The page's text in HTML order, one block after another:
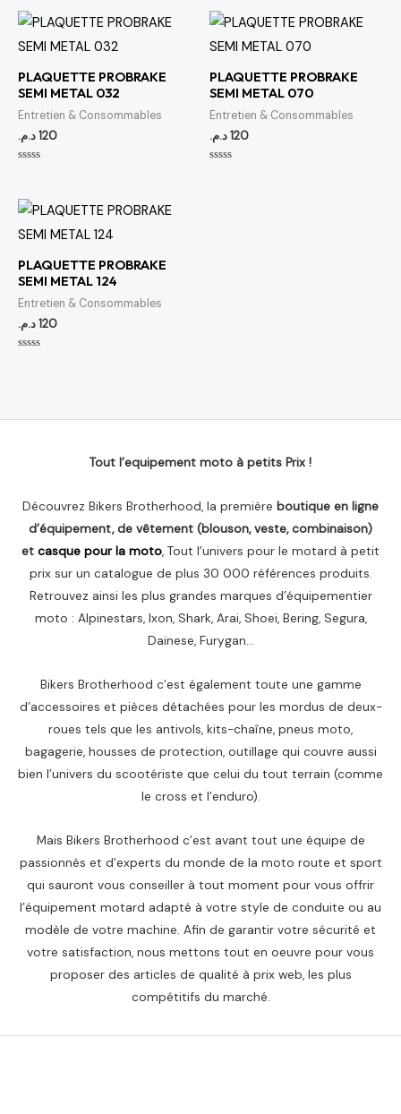
PLAQUETTE PROBRAKE
SEMI METAL 032
Entretien & Consommables
120د.م.
5
PLAQUETTE PROBRAKE
SEMI METAL 070
Entretien & Consommables
120د.م.
PLAQUETTE PROBRAKE
SEMI METAL 124
Entretien & Consommables
120د.م.
Tout l’equipement moto à petits Prix !
Découvrez Bikers Brotherhood, la première boutique en ligne
d’équipement, de vêtement (blouson, veste, combinaison)
et casque pour la moto, Tout l’univers pour le motard à petit
prix sur un catalogue de plus 30 000 références produits.
Retrouvez ainsi les plus grandes marques d’équipementier
moto : Alpinestars, Ixon, Shark, Arai, Shoei, Bering, Segura,
Dainese, Furygan…
Bikers Brotherhood c’est également toute une gamme
d’accessoires et pièces détachées pour les mordus de deux-
roues tels que les antivols, kits-chaîne, pneus moto,
bagagerie, housses de protection, outillage qui couvre aussi
bien l’univers du scootériste que celui du tout terrain (comme
le cross et l’enduro).
Mais Bikers Brotherhood c’est avant tout une équipe de
passionnés et d’experts du monde de la moto route et sport
qui sauront vous conseiller à tout moment pour vous offrir
l’équipement motard adapté à votre style de conduite ou au
modèle de votre machine. Afin de garantir votre sécurité et
votre satisfaction, nous mettons tout en oeuvre pour vous
proposer des articles de qualité à prix web, les plus
compétitifs du marché.